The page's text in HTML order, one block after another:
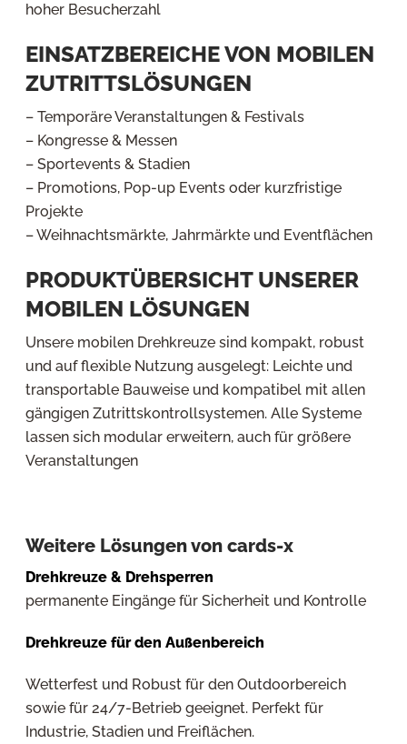
hoher Besucherzahl
EINSATZBEREICHE VON MOBILEN
ZUTRITTSLÖSUNGEN
– Temporäre Veranstaltungen & Festivals
– Kongresse & Messen
– Sportevents & Stadien
– Promotions, Pop-up Events oder kurzfristige
Projekte
– Weihnachtsmärkte, Jahrmärkte und Eventflächen
PRODUKTÜBERSICHT UNSERER
MOBILEN LÖSUNGEN
Unsere mobilen Drehkreuze sind kompakt, robust
und auf flexible Nutzung ausgelegt: Leichte und
transportable Bauweise und kompatibel mit allen
gängigen Zutrittskontrollsystemen. Alle Systeme
lassen sich modular erweitern, auch für größere
Veranstaltungen
Weitere Lösungen von cards-x
Drehkreuze & Drehsperren
permanente Eingänge für Sicherheit und Kontrolle
Drehkreuze für den Außenbereich
Wetterfest und Robust für den Outdoorbereich
sowie für 24/7-Betrieb geeignet. Perfekt für
Industrie, Stadien und Freiflächen.